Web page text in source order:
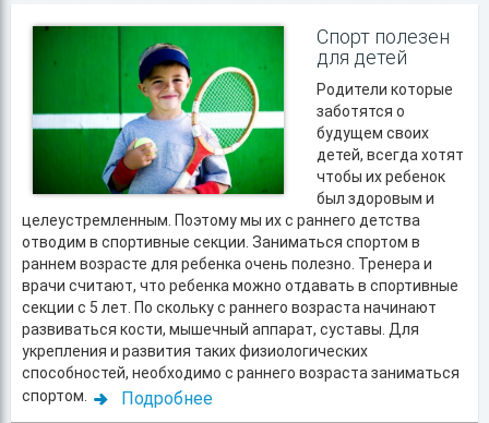
Спорт полезен
для детей
Родители которые
заботятся о
будущем своих
детей, всегда хотят
чтобы их ребенок
был здоровым и
целеустремленным. Поэтому мы их с раннего детства
отводим в спортивные секции. Заниматься спортом в
раннем возрасте для ребенка очень полезно. Тренера и
врачи считают, что ребенка можно отдавать в спортивные
секции с 5 лет. По скольку с раннего возраста начинают
развиваться кости, мышечный аппарат, суставы. Для
укрепления и развития таких физиологических
способностей, необходимо с раннего возраста заниматься
спортом.
Подробнее